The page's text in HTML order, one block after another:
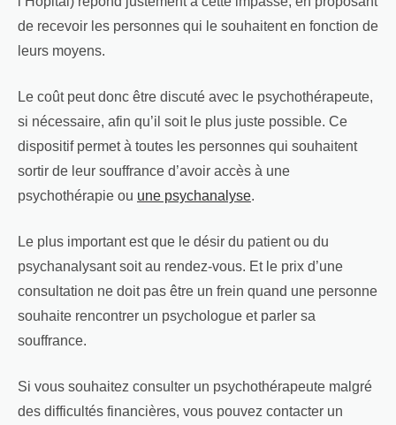
de recevoir les personnes qui le souhaitent en fonction de
leurs moyens.
Le coût peut donc être discuté avec le psychothérapeute,
si nécessaire, afin qu’il soit le plus juste possible. Ce
dispositif permet à toutes les personnes qui souhaitent
sortir de leur souffrance d’avoir accès à une
psychothérapie ou une psychanalyse.
Le plus important est que le désir du patient ou du
psychanalysant soit au rendez-vous. Et le prix d’une
consultation ne doit pas être un frein quand une personne
souhaite rencontrer un psychologue et parler sa
souffrance.
Si vous souhaitez consulter un psychothérapeute malgré
des difficultés financières, vous pouvez contacter un